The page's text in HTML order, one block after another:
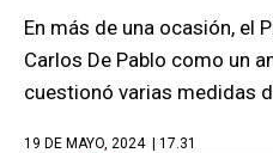
En más de una ocasión, el
Carlos De Pablo como un
cuestionó varias medidas
19 DE MAYO, 2024 | 17.31